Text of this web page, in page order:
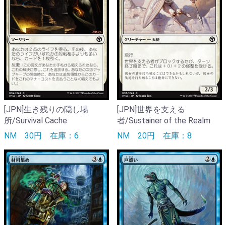
[JPN]生き残りの隠し場
所/Survival Cache
NM 30円 在庫：6
[JPN]世界を支える
者/Sustainer of the Realm
NM 20円 在庫：8